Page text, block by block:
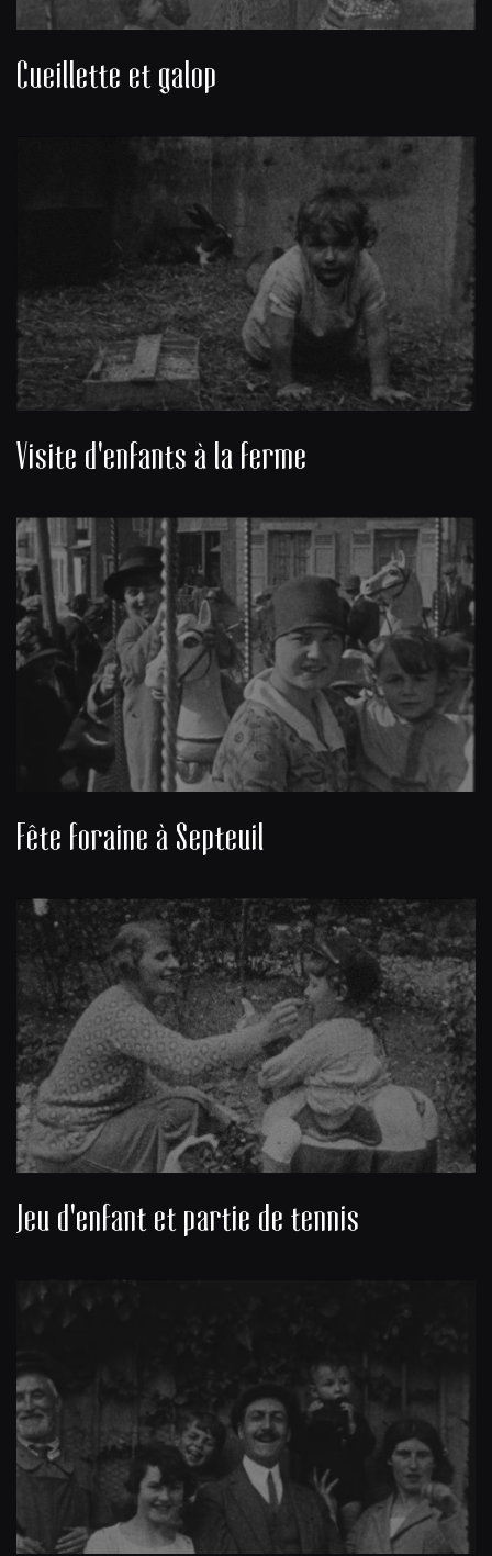
Cueillette et galop
Visite d'enfants à la ferme
Fête foraine à Septeuil
Jeu d'enfant et partie de tennis